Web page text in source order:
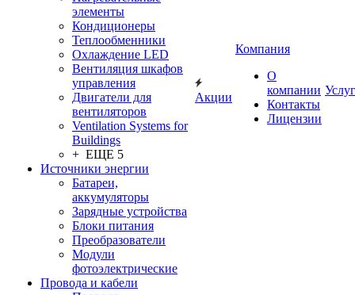
элементы
Кондиционеры
Теплообменники
Охлаждение LED
Вентиляция шкафов
управления
Двигатели для
вентиляторов
Ventilation Systems for
Buildings
+ ЕЩЕ 5
Источники энергии
Батареи,
аккумуляторы
Зарядные устройства
Блоки питания
Преобразователи
Модули
фотоэлектрические
Провода и кабели
Акции
Компания
О
компании
Контакты
Лицензии